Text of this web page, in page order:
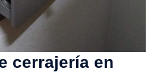
cerrajería en